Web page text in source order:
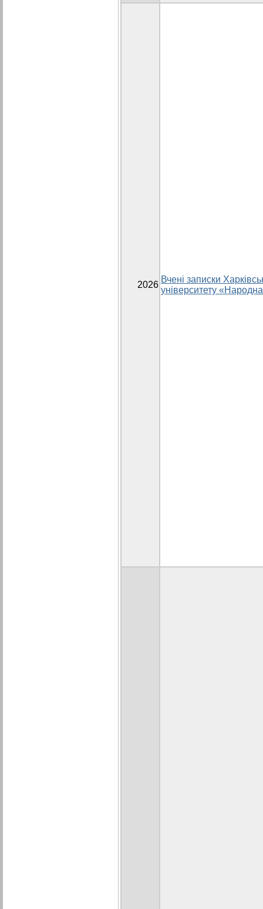
2026
Вчені записки
університету